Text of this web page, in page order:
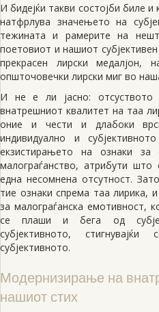
И бидејќи такви состојби биле и
натфрлува значењето на
тежината и рамерите на
поетовиот и нашиот
прекрасен лирски медалјон,
општочовечки лирски миг во
И не е ли јасно:
внатрешниот квалитет на таа
оние и чести и длабоки
индивидуално и
екзистирањето на ознаки за
малограѓанство, атрибути
една несомнена отсутност.
тие ознаки спрема таа лирика,
за малограѓанска емотивност,
се плаши и бега од
субјективното,
субјективното.
Модернизирање на
нашиот стих